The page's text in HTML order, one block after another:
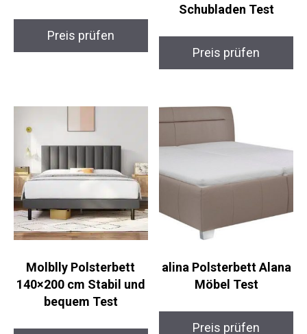
Preis prüfen
Schubladen Test
Preis prüfen
Molblly Polsterbett
140×200 cm Stabil und
bequem Test
alina Polsterbett Alana
Möbel Test
Preis prüfen